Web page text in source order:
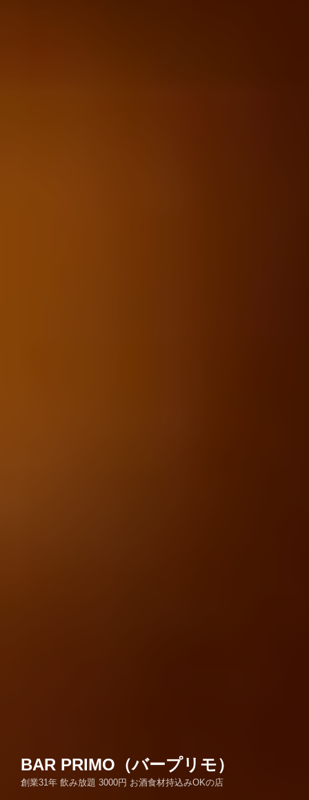
BAR PRIMO（バープリモ）
創業31年 飲み放題 3000円 お酒食材持込みOKの店